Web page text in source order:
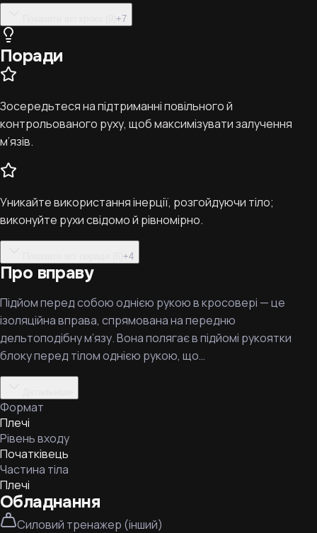
+7
Поради
Зосередьтеся на підтриманні повільного й
контрольованого руху, щоб максимізувати залучення
м’язів.
Уникайте використання інерції, розгойдуючи тіло;
виконуйте рухи свідомо й рівномірно.
+4
Про вправу
Підйом перед собою однією рукою в кросовері — це
ізоляційна вправа, спрямована на передню
дельтоподібну м’язу. Вона полягає в підйомі рукоятки
блоку перед тілом однією рукою, що…
Формат
Плечі
Рівень входу
Початківець
Частина тіла
Плечі
Обладнання
Силовий тренажер (інший)